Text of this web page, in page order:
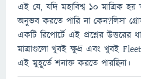
এই যে, যদি মহাবিশ্ব ১০ মাত্রিক হয়
অনুভব করতে পারি না কেন?লিসা
একটি রিপোর্টে এই প্রশ্নের উত্তরের
মাত্রাগুলো খুবই ক্ষুদ্র এবং খুবই
এই মুহূর্তে শনাক্ত করতে পারছিনা।